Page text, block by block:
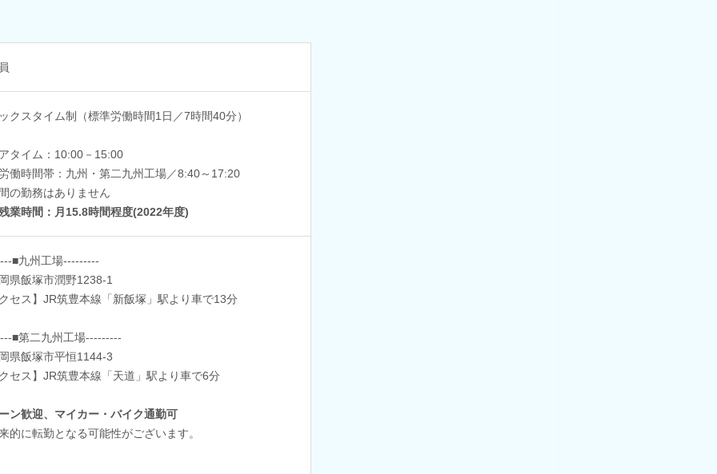
クスタイム制（標準労働時間1日／7時間40分）
タイム：10:00－15:00
働時間帯：九州・第二九州工場／8:40～17:20
の勤務はありません
業時間：月15.8時間程度(2022年度)
■九州工場---------
飯塚市潤野1238-1
セス】JR筑豊本線「新飯塚」駅より車で13分
■第二九州工場---------
飯塚市平恒1144-3
セス】JR筑豊本線「天道」駅より車で6分
ン歓迎、マイカー・バイク通勤可
的に転勤となる可能性がございます。